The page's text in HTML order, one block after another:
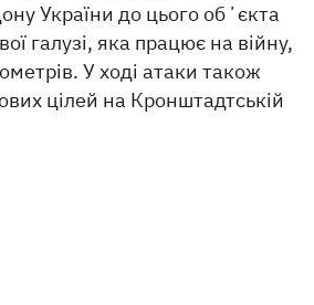
України до цього обʼєкта
галузі, яка працює на війну,
У ході атаки також
цілей на Кронштадтській